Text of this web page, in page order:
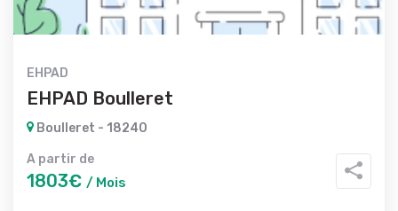
EHPAD
EHPAD Boulleret
Boulleret - 18240
A partir de
1803€ / Mois